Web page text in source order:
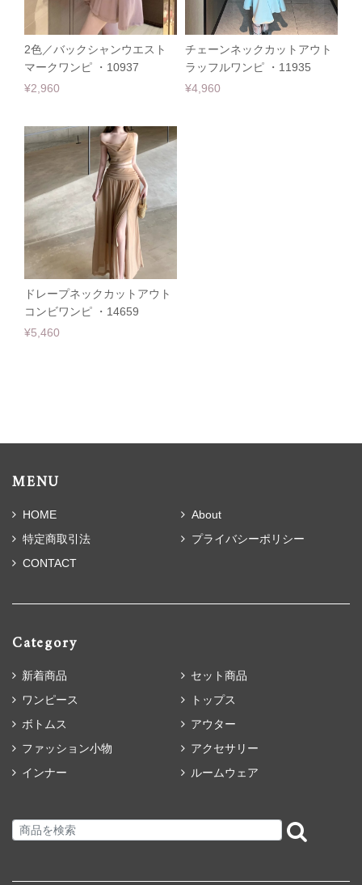
2色／バックシャンウエスト
マークワンピ ・10937
¥2,960
チェーンネックカットアウト
ラッフルワンピ ・11935
¥4,960
ドレープネックカットアウト
コンビワンピ ・14659
¥5,460
MENU
HOME
About
特定商取引法
プライバシーポリシー
CONTACT
Category
新着商品
セット商品
ワンピース
トップス
ボトムス
アウター
ファッション小物
アクセサリー
インナー
ルームウェア